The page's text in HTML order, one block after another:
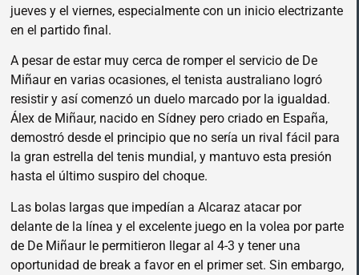
jueves y el viernes, especialmente con un inicio electrizante
en el partido final.
A pesar de estar muy cerca de romper el servicio de De
Miñaur en varias ocasiones, el tenista australiano logró
resistir y así comenzó un duelo marcado por la igualdad.
Álex de Miñaur, nacido en Sídney pero criado en España,
demostró desde el principio que no sería un rival fácil para
la gran estrella del tenis mundial, y mantuvo esta presión
hasta el último suspiro del choque.
Las bolas largas que impedían a Alcaraz atacar por
delante de la línea y el excelente juego en la volea por parte
de De Miñaur le permitieron llegar al 4-3 y tener una
oportunidad de break a favor en el primer set. Sin embargo,